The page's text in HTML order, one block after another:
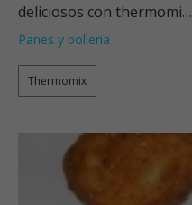
deliciosos con thermomi…
Panes y bolleria
Thermomix